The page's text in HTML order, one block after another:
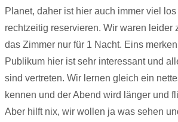
Planet, daher ist hier auch immer viel
rechtzeitig reservieren. Wir waren leider
das Zimmer nur für 1 Nacht. Eins
Publikum hier ist sehr interessant und
sind vertreten. Wir lernen gleich ein
kennen und der Abend wird länger und
Aber hilft nix, wir wollen ja was sehen